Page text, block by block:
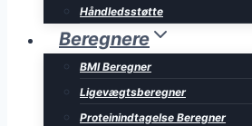
Håndledsstøtte
Beregnere
BMI Beregner
Ligevægtsberegner
Proteinindtagelse Beregner